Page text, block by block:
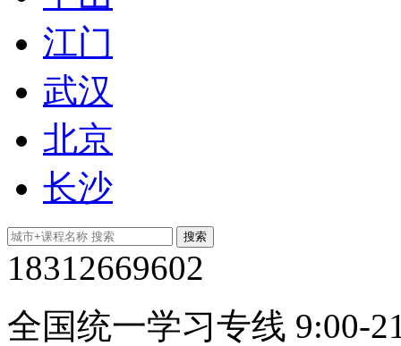
江门
武汉
北京
长沙
18312669602
全国统一学习专线 9:00-